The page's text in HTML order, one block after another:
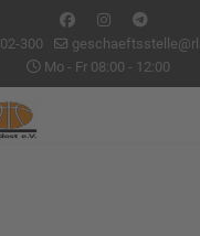
300
Mo - Fr 08:00 - 12:00